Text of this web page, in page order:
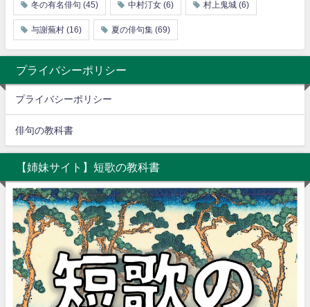
冬の有名俳句 (45) 中村汀女 (6) 村上鬼城 (6)
与謝蕪村 (16) 夏の俳句集 (69)
プライバシーポリシー
プライバシーポリシー
俳句の教科書
【姉妹サイト】短歌の教科書